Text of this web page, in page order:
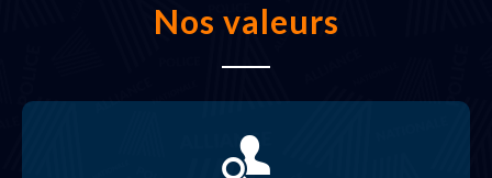
Nos valeurs